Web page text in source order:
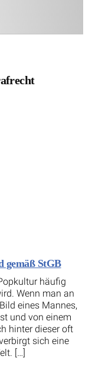
gemäß StGB
häufig
Wenn man an
eines Mannes,
und von einem
hinter dieser oft
sich eine
[…]